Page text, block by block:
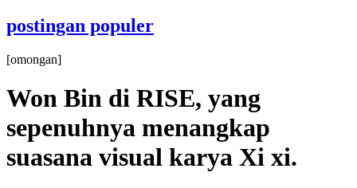
postingan populer
[omongan]
Won Bin di RISE, yang
sepenuhnya menangkap
suasana visual karya Xi xi.